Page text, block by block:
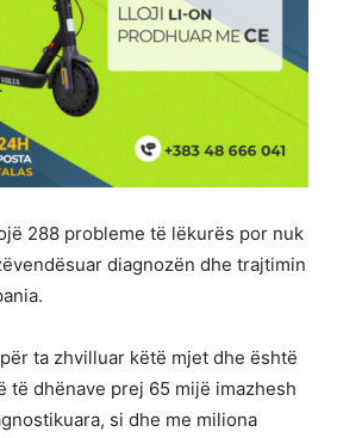
288 probleme të lëkurës por nuk
diagnozën dhe trajtimin
ta zhvilluar këtë mjet dhe është
të dhënave prej 65 mijë imazhesh
si dhe me miliona